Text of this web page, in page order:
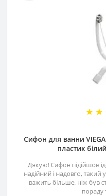
Сифон для ванни
пластик
Дякую! Сифон підійшов
надійний і надовго, такий
важить більше, ніж був
пораду